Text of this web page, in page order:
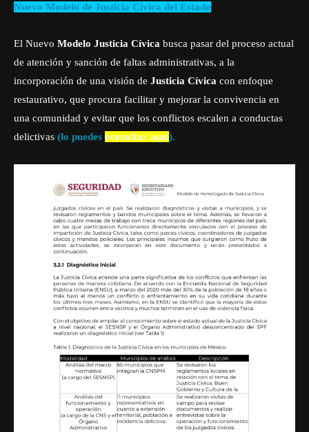
Nuevo Modelo de Justicia Cívica del Estado
El Nuevo Modelo Justicia Cívica busca pasar del proceso actual
de atención y sanción de faltas administrativas, a la
incorporación de una visión de Justicia Cívica con enfoque
restaurativo, que procura facilitar y mejorar la convivencia en
una comunidad y evitar que los conflictos escalen a conductas
delictivas (lo puedes consultar aquí).